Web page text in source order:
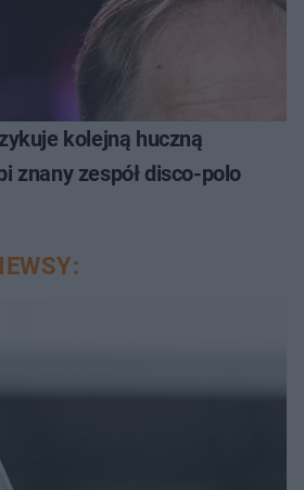
kolejną huczną
znany zespół disco-polo